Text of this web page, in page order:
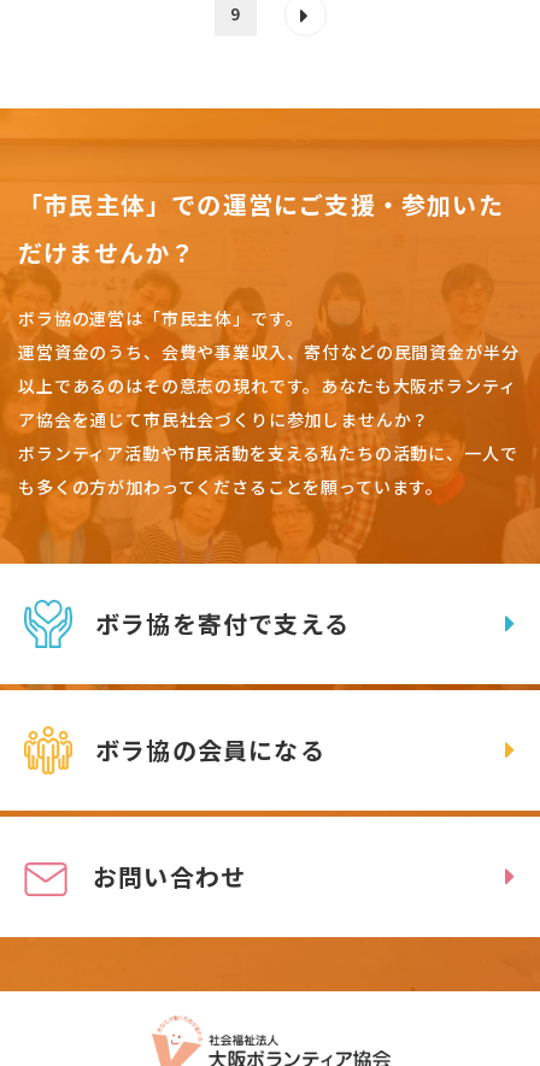
9
「市民主体」での運営にご支援・参加いた
だけませんか？
ボラ協の運営は「市民主体」です。
運営資金のうち、会費や事業収入、寄付などの民間資金が半分
以上であるのはその意志の現れです。 あなたも大阪ボランティ
ア協会を通じて市民社会づくりに参加しませんか？
ボランティア活動や市民活動を支える私たちの活動に、一人で
も多くの方が加わってくださることを願っています。
ボラ協を寄付で支える
ボラ協の会員になる
お問い合わせ